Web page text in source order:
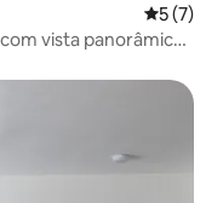
5 de
5 (7)
vista panorâmica